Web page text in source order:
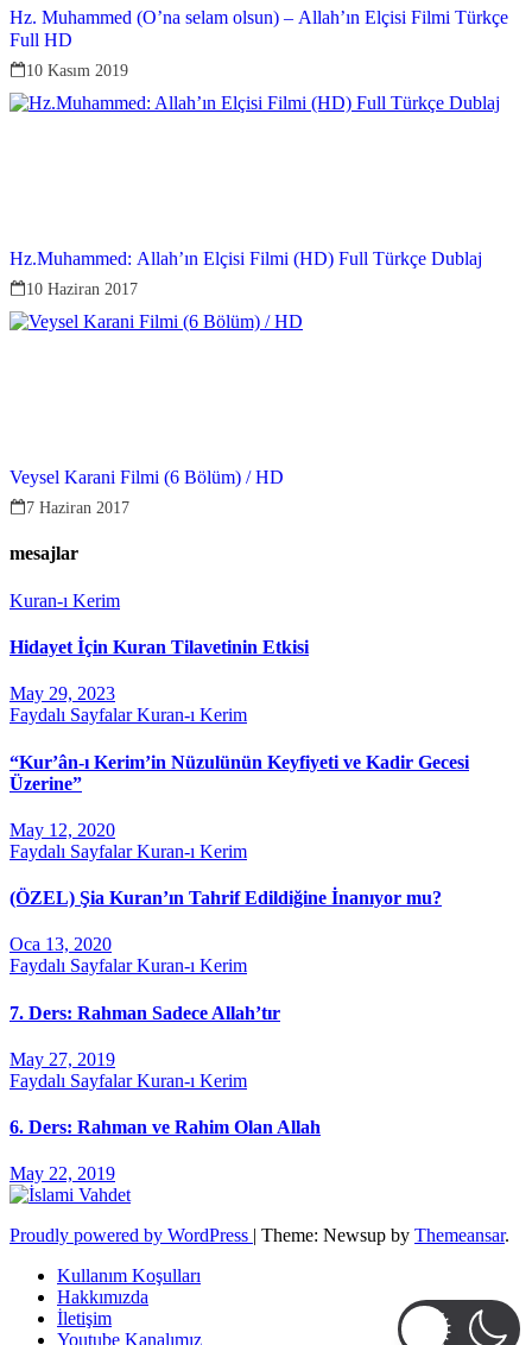
Hz. Muhammed (O’na selam olsun) – Allah’ın Elçisi Filmi Türkçe
Full HD
10 Kasım 2019
Hz.Muhammed: Allah’ın Elçisi Filmi (HD) Full Türkçe Dublaj
10 Haziran 2017
Veysel Karani Filmi (6 Bölüm) / HD
7 Haziran 2017
mesajlar
Kuran-ı Kerim
Hidayet İçin Kuran Tilavetinin Etkisi
May 29, 2023
Faydalı SayfalarKuran-ı Kerim
“Kur’ân-ı Kerim’in Nüzulünün Keyfiyeti ve Kadir Gecesi
Üzerine”
May 12, 2020
Faydalı SayfalarKuran-ı Kerim
(ÖZEL) Şia Kuran’ın Tahrif Edildiğine İnanıyor mu?
Oca 13, 2020
Faydalı SayfalarKuran-ı Kerim
7. Ders: Rahman Sadece Allah’tır
May 27, 2019
Faydalı SayfalarKuran-ı Kerim
6. Ders: Rahman ve Rahim Olan Allah
May 22, 2019
Proudly powered by WordPress | Theme: Newsup by Themeansar.
Kullanım Koşulları
Hakkımızda
İletişim
Youtube Kanalımız